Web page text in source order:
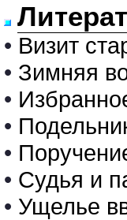
• Визит
• Зимняя
•
•
•
• Судья и
• Ущелье